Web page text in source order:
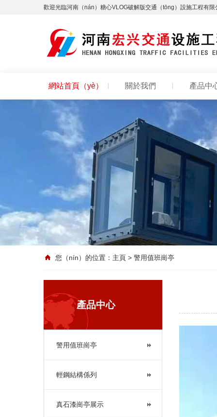
歡迎光臨河南（nán）糖心VLOG破解版交通（tōng）設施工程有限
網站首頁（yè） 關於我們 產品中
您（nín）的位置： 主頁 > 警用值班崗亭
產品中心
警用值班崗亭
輕鋼結構係列
真石漆崗亭展示